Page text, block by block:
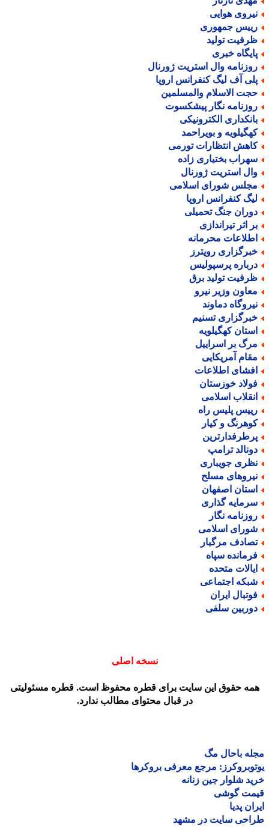
هوایی
جمهوری
تولید
خبری
وال استریت ژورنال
آف لیگ کنفرانس اروپا
الاسلام والمسلمین
نگار پیشکسوت
الکترونیکی
و بویراحمد
انتظارات تورمی
بختیاری زاده
استریت ژورنال
شورای اسلامی
کنفرانس اروپا
جنگ تحمیلی
اثر تیراندازی
محرمانه
رویترز
پرسپولیس
تولید برق
وزیر نیرو
دماوند
تسنیم
کهگیلویه
بر اسراییل
آمریکایی
اطلاعات
خوزستان
اسلامی
پلیس راه
و کیار
ترامپ
جویباری
مسلح
اصفهان
گذاری
نگار
اسلامی
مرگبار
سپاه
متحده
اجتماعی
ایران
سلفی
نسخه اصلی
حقوق این سایت برای قطره محفوظ است. قطره مسئولیتی
در قبال محتوای مطالب ندارد.
باحال مگ
مرجع معرفی بروکرها
شلوار جین زنانه
گوشی
پدیا
سایت در مشهد